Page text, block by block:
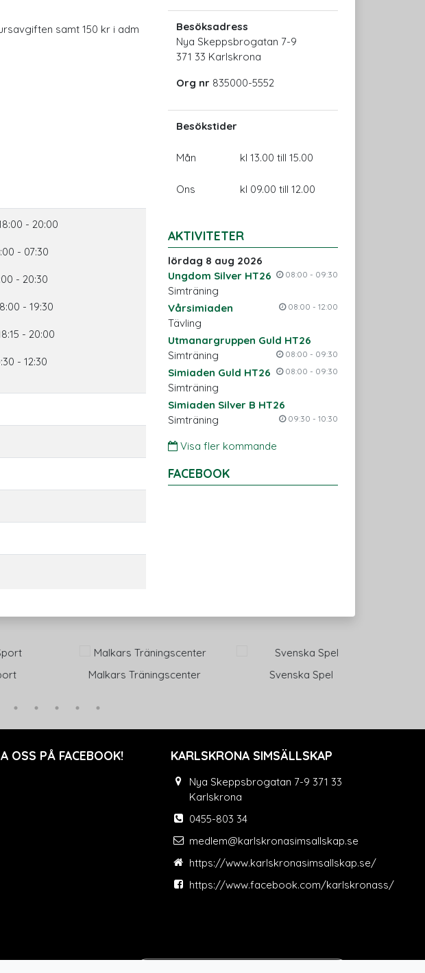
samt 150 kr i adm
- 20:00
- 07:30
- 20:30
- 19:30
- 20:00
- 12:30
Besöksadress
Nya Skeppsbrogatan 7-9
371 33 Karlskrona
Org nr 835000-5552
Besökstider
Mån kl 13.00 till 15.00
Ons kl 09.00 till 12.00
AKTIVITETER
lördag 8 aug 2026
Ungdom Silver HT26
08:00 - 09:30
Simträning
Vårsimiaden
08:00 - 12:00
Tävling
Utmanargruppen Guld HT26
08:00 - 09:30
Simträning
Simiaden Guld HT26
08:00 - 09:30
Simträning
Simiaden Silver B HT26
09:30 - 10:30
Simträning
Visa fler kommande
FACEBOOK
Malkars Träningscenter Svenska Spel
OSS PÅ FACEBOOK! KARLSKRONA SIMSÄLLSKAP
Nya Skeppsbrogatan 7-9 371 33
Karlskrona
0455-803 34
medlem@karlskronasimsallskap.se
https://www.karlskronasimsallskap.se/
https://www.facebook.com/karlskronass/